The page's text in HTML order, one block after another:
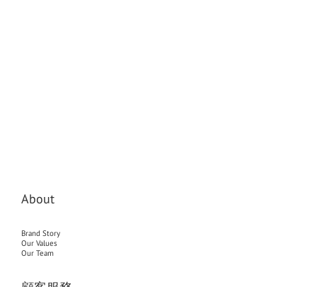
About
Brand Story
Our Values
Our Team